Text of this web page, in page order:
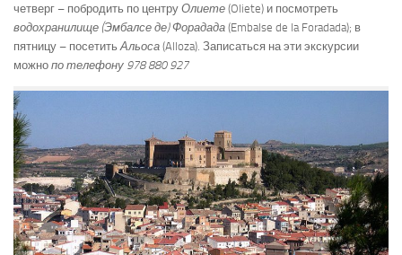
четверг – побродить по центру Олиете (Oliete) и посмотреть
водохранилище (Эмбалсе де) Форадада (Embalse de la Foradada); в
пятницу – посетитьАльоса (Alloza). Записаться на эти экскурсии
можно по телефону 978 880 927